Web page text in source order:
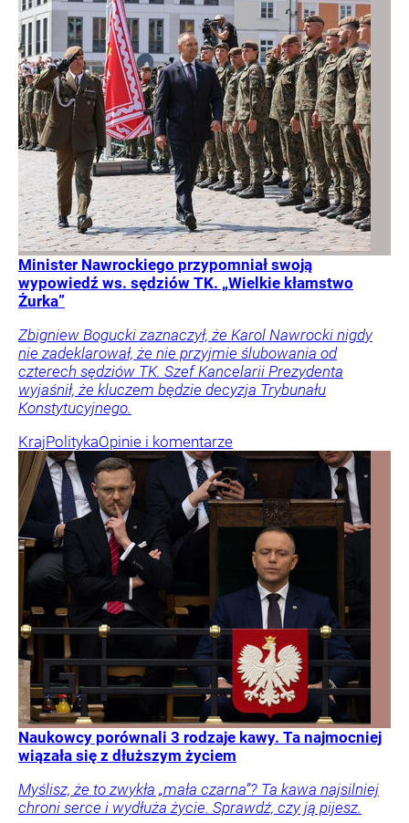
Minister Nawrockiego przypomniał swoją
wypowiedź ws. sędziów TK. „Wielkie kłamstwo
Żurka”
Zbigniew Bogucki zaznaczył, że Karol Nawrocki nigdy
nie zadeklarował, że nie przyjmie ślubowania od
czterech sędziów TK. Szef Kancelarii Prezydenta
wyjaśnił, że kluczem będzie decyzja Trybunału
Konstytucyjnego.
KrajPolitykaOpinie i komentarze
Naukowcy porównali 3 rodzaje kawy. Ta najmocniej
wiązała się z dłuższym życiem
Myślisz, że to zwykła „mała czarna”? Ta kawa najsilniej
chroni serce i wydłuża życie. Sprawdź, czy ją pijesz.